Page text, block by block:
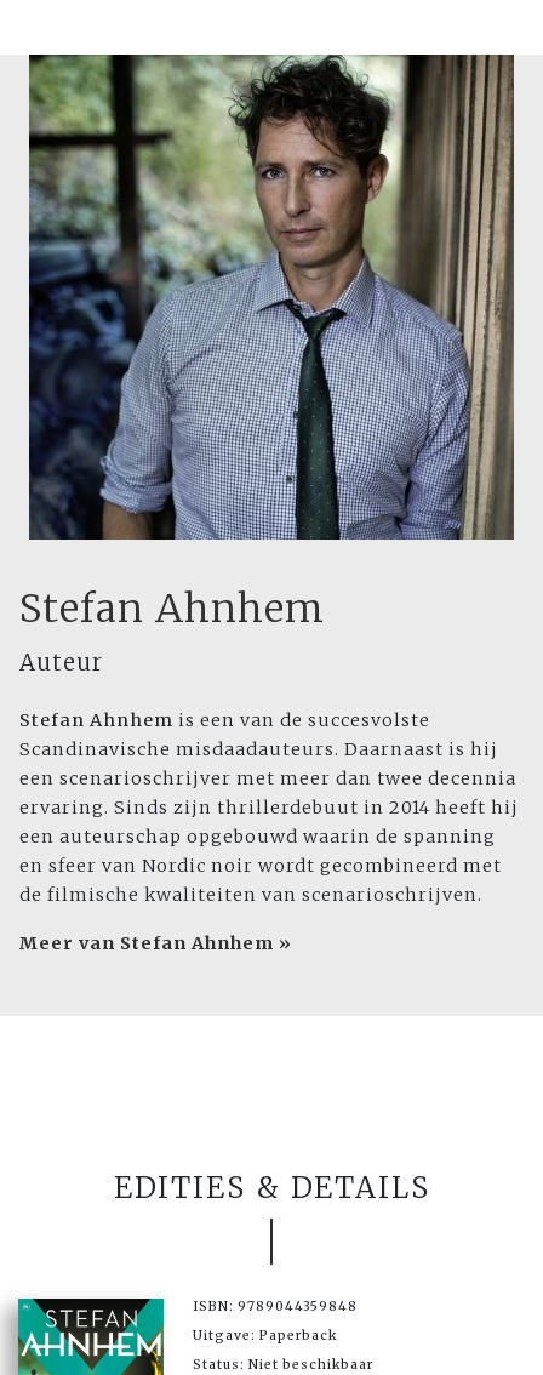
Stefan Ahnhem
Auteur
Stefan Ahnhem is een van de succesvolste
Scandinavische misdaadauteurs. Daarnaast is hij
een scenarioschrijver met meer dan twee decennia
ervaring. Sinds zijn thrillerdebuut in 2014 heeft hij
een auteurschap opgebouwd waarin de spanning
en sfeer van Nordic noir wordt gecombineerd met
de filmische kwaliteiten van scenarioschrijven.
Meer van Stefan Ahnhem »
EDITIES & DETAILS
ISBN: 9789044359848
Uitgave: Paperback
Status: Niet beschikbaar